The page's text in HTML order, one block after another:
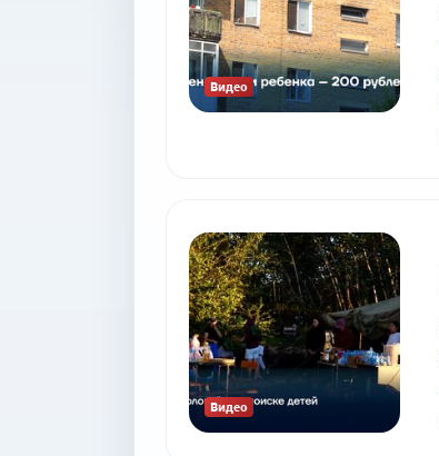
Видео
Видео